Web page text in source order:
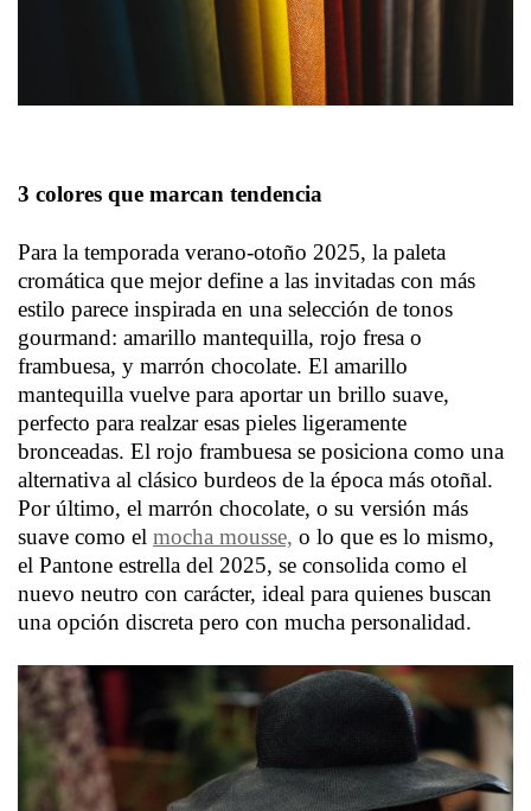
3 colores que marcan tendencia
Para la temporada verano-otoño 2025, la paleta
cromática que mejor define a las invitadas con más
estilo parece inspirada en una selección de tonos
gourmand: amarillo mantequilla, rojo fresa o
frambuesa, y marrón chocolate. El amarillo
mantequilla vuelve para aportar un brillo suave,
perfecto para realzar esas pieles ligeramente
bronceadas. El rojo frambuesa se posiciona como una
alternativa al clásico burdeos de la época más otoñal.
Por último, el marrón chocolate, o su versión más
suave como el mocha mousse, o lo que es lo mismo,
el Pantone estrella del 2025, se consolida como el
nuevo neutro con carácter, ideal para quienes buscan
una opción discreta pero con mucha personalidad.